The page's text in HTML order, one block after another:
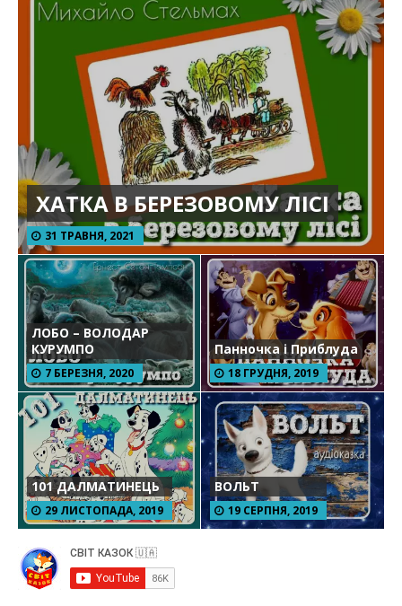
ХАТКА В БЕРЕЗОВОМУ ЛІСІ
31 ТРАВНЯ, 2021
ЛОБО – ВОЛОДАР
КУРУМПО
7 БЕРЕЗНЯ, 2020
Панночка і Приблуда
18 ГРУДНЯ, 2019
101 ДАЛМАТИНЕЦЬ
29 ЛИСТОПАДА, 2019
ВОЛЬТ
19 СЕРПНЯ, 2019